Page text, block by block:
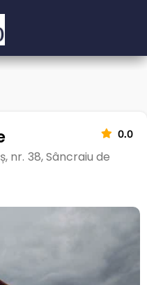
0.0
nr. 38, Sâncraiu de